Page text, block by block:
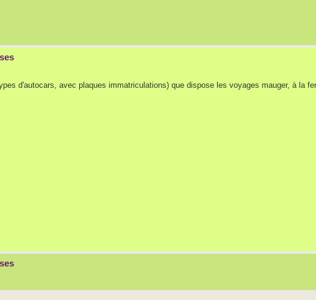
d'autocars, avec plaques immatriculations) que dispose les voyages mauger, à la